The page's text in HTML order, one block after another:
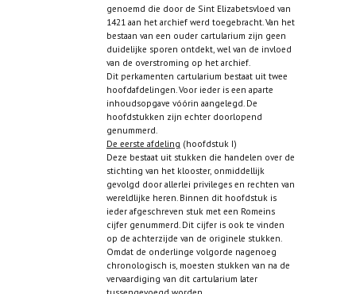
genoemd die door de Sint Elizabetsvloed van
1421 aan het archief werd toegebracht. Van het
bestaan van een ouder cartularium zijn geen
duidelijke sporen ontdekt, wel van de invloed
van de overstroming op het archief.
Dit perkamenten cartularium bestaat uit twee
hoofdafdelingen. Voor ieder is een aparte
inhoudsopgave vóórin aangelegd. De
hoofdstukken zijn echter doorlopend
genummerd.
De eerste afdeling (hoofdstuk I)
Deze bestaat uit stukken die handelen over de
stichting van het klooster, onmiddellijk
gevolgd door allerlei privileges en rechten van
wereldlijke heren. Binnen dit hoofdstuk is
ieder afgeschreven stuk met een Romeins
cijfer genummerd. Dit cijfer is ook te vinden
op de achterzijde van de originele stukken.
Omdat de onderlinge volgorde nagenoeg
chronologisch is, moesten stukken van na de
vervaardiging van dit cartularium later